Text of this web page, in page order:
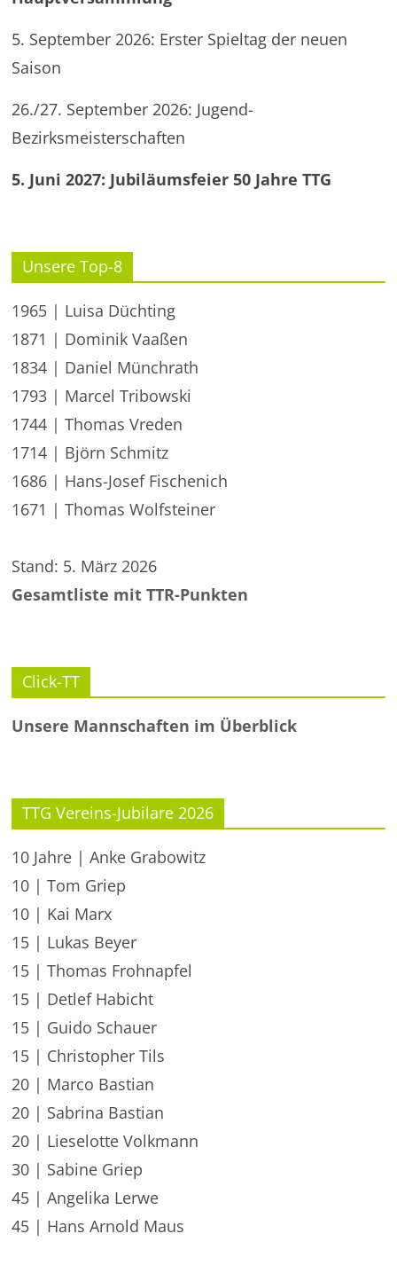
5. September 2026: Erster Spieltag der neuen
Saison
26./27. September 2026: Jugend-
Bezirksmeisterschaften
5. Juni 2027: Jubiläumsfeier 50 Jahre TTG
Unsere Top-8
1965 | Luisa Düchting
1871 | Dominik Vaaßen
1834 | Daniel Münchrath
1793 | Marcel Tribowski
1744 | Thomas Vreden
1714 | Björn Schmitz
1686 | Hans-Josef Fischenich
1671 | Thomas Wolfsteiner
Stand: 5. März 2026
Gesamtliste mit TTR-Punkten
Click-TT
Unsere Mannschaften im Überblick
TTG Vereins-Jubilare 2026
10 Jahre | Anke Grabowitz
10 | Tom Griep
10 | Kai Marx
15 | Lukas Beyer
15 | Thomas Frohnapfel
15 | Detlef Habicht
15 | Guido Schauer
15 | Christopher Tils
20 | Marco Bastian
20 | Sabrina Bastian
20 | Lieselotte Volkmann
30 | Sabine Griep
45 | Angelika Lerwe
45 | Hans Arnold Maus